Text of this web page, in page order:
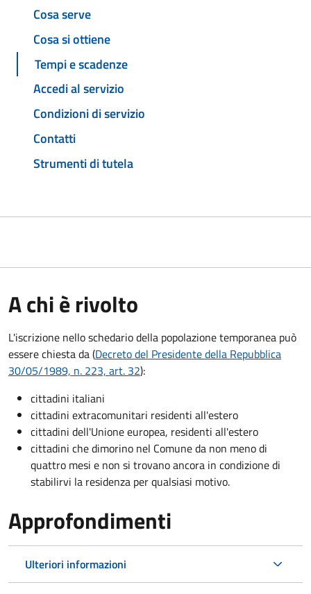
Cosa serve
Cosa si ottiene
Tempi e scadenze
Accedi al servizio
Condizioni di servizio
Contatti
Strumenti di tutela
A chi è rivolto
L'iscrizione nello schedario della popolazione temporanea può
essere chiesta da (Decreto del Presidente della Repubblica
30/05/1989, n. 223, art. 32):
cittadini italiani
cittadini extracomunitari residenti all'estero
cittadini dell'Unione europea, residenti all'estero
cittadini che dimorino nel Comune da non meno di
quattro mesi e non si trovano ancora in condizione di
stabilirvi la residenza per qualsiasi motivo.
Approfondimenti
Ulteriori informazioni